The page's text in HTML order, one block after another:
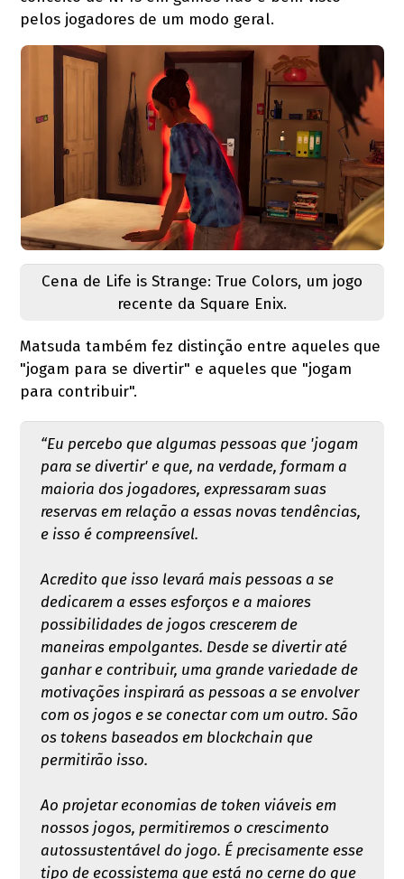
pelos jogadores de um modo geral.
Cena de Life is Strange: True Colors, um jogo
recente da Square Enix.
Matsuda também fez distinção entre aqueles que
"jogam para se divertir" e aqueles que "jogam
para contribuir".
“Eu percebo que algumas pessoas que 'jogam
para se divertir' e que, na verdade, formam a
maioria dos jogadores, expressaram suas
reservas em relação a essas novas tendências,
e isso é compreensível.
Acredito que isso levará mais pessoas a se
dedicarem a esses esforços e a maiores
possibilidades de jogos crescerem de
maneiras empolgantes. Desde se divertir até
ganhar e contribuir, uma grande variedade de
motivações inspirará as pessoas a se envolver
com os jogos e se conectar com um outro. São
os tokens baseados em blockchain que
permitirão isso.
Ao projetar economias de token viáveis ​​em
nossos jogos, permitiremos o crescimento
autossustentável do jogo. É precisamente esse
tipo de ecossistema que está no cerne do que